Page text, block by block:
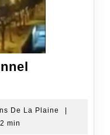
De La Plaine
Riverains
min